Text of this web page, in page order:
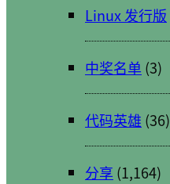
Linux 发行版
中奖名单 (3)
代码英雄 (36)
分享 (1,164)